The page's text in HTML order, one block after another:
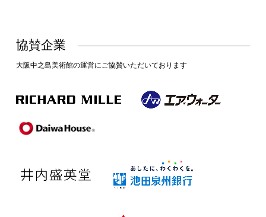
協賛企業
大阪中之島美術館の運営にご協賛いただいております